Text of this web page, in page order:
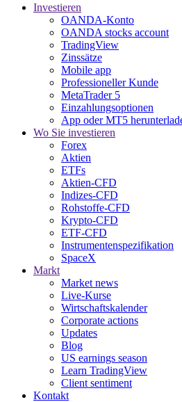
Investieren
OANDA-Konto
OANDA stocks account
TradingView
Zinssätze
Mobile app
Professioneller Kunde
MetaTrader 5
Einzahlungsoptionen
App oder MT5
Wo Sie investieren
Forex
Aktien
ETFs
Aktien-CFD
Indizes-CFD
Rohstoffe-CFD
Krypto-CFD
ETF-CFD
Instrumentenspezifikation
SpaceX
Markt
Market news
Live-Kurse
Wirtschaftskalender
Corporate actions
Updates
Blog
US earnings season
Learn TradingView
Client sentiment
Kontakt